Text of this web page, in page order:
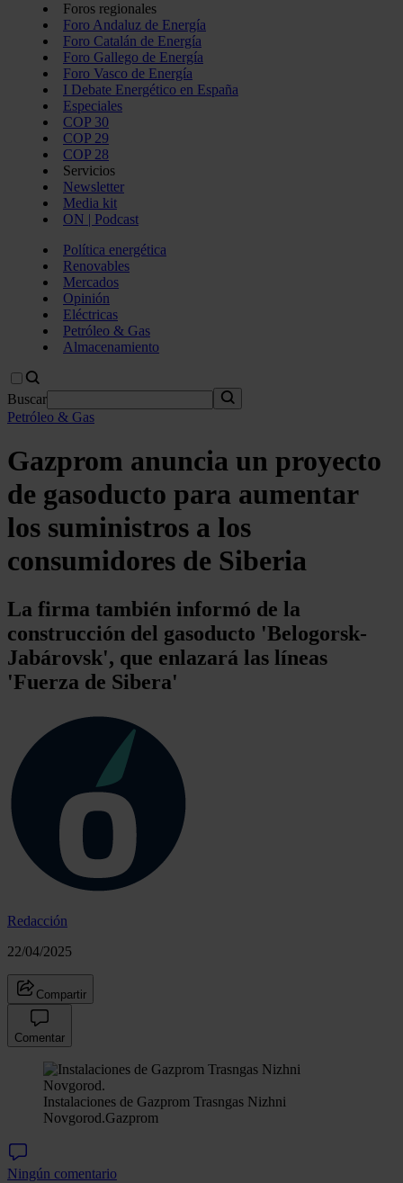
Foros regionales
Foro Andaluz de Energía
Foro Catalán de Energía
Foro Gallego de Energía
Foro Vasco de Energía
I Debate Energético en España
Especiales
COP 30
COP 29
COP 28
Servicios
Newsletter
Media kit
ON | Podcast
Política energética
Renovables
Mercados
Opinión
Eléctricas
Petróleo & Gas
Almacenamiento
Buscar
Petróleo & Gas
Gazprom anuncia un proyecto
de gasoducto para aumentar
los suministros a los
consumidores de Siberia
La firma también informó de la
construcción del gasoducto 'Belogorsk-
Jabárovsk', que enlazará las líneas
'Fuerza de Sibera'
Redacción
22/04/2025
Compartir
Comentar
Instalaciones de Gazprom Trasngas Nizhni
Novgorod.Gazprom
Ningún comentario